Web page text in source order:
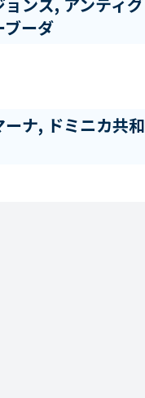
ブーダ
ーナ, ドミニカ共和